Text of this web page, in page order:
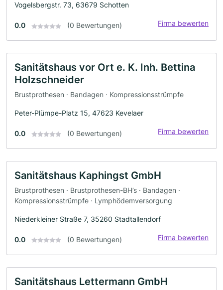
Vogelsbergstr. 73, 63679 Schotten
0.0 (0 Bewertungen) Firma bewerten
Sanitätshaus vor Ort e. K. Inh. Bettina
Holzschneider
Brustprothesen · Bandagen · Kompressionsstrümpfe
Peter-Plümpe-Platz 15, 47623 Kevelaer
0.0 (0 Bewertungen) Firma bewerten
Sanitätshaus Kaphingst GmbH
Brustprothesen · Brustprothesen-BH’s · Bandagen ·
Kompressionsstrümpfe · Lymphödemversorgung
Niederkleiner Straße 7, 35260 Stadtallendorf
0.0 (0 Bewertungen) Firma bewerten
Sanitätshaus Lettermann GmbH